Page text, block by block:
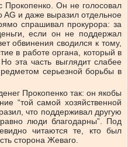
Он не голосовал
и даже выразил отдельное
спрашивал прокурора: за
если он не поддержал
обвинения сводился к тому,
в работе органа, который в
эта часть выглядит слабее
серьезной борьбы в
Прокопенко так: он якобы
“той самой хозяйственной
что поддерживал другую
люди благодарны”. Под
читаются те, кто был
сторона Жеваго.